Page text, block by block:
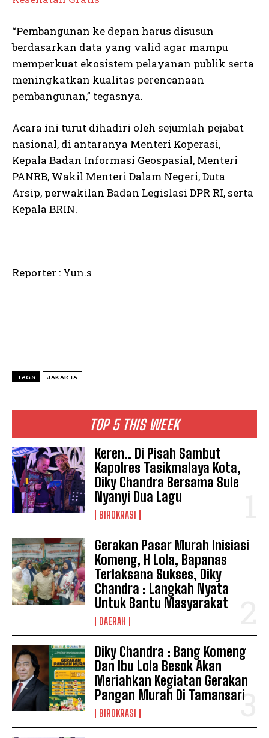
TOP 5 THIS WEEK
Keren.. Di Pisah Sambut
Kapolres Tasikmalaya Kota,
Diky Chandra Bersama Sule
Nyanyi Dua Lagu
BIROKRASI
Gerakan Pasar Murah Inisiasi
Komeng, H Lola, Bapanas
Terlaksana Sukses, Diky
Chandra : Langkah Nyata
Untuk Bantu Masyarakat
DAERAH
Diky Chandra : Bang Komeng
Dan Ibu Lola Besok Akan
Meriahkan Kegiatan Gerakan
Pangan Murah Di Tamansari
BIROKRASI
“Pembangunan ke depan harus disusun
berdasarkan data yang valid agar mampu
memperkuat ekosistem pelayanan publik serta
meningkatkan kualitas perencanaan
pembangunan,” tegasnya.
Acara ini turut dihadiri oleh sejumlah pejabat
nasional, di antaranya Menteri Koperasi,
Kepala Badan Informasi Geospasial, Menteri
PANRB, Wakil Menteri Dalam Negeri, Duta
Arsip, perwakilan Badan Legislasi DPR RI, serta
Kepala BRIN.
Reporter : Yun.s
TAGS JAKARTA